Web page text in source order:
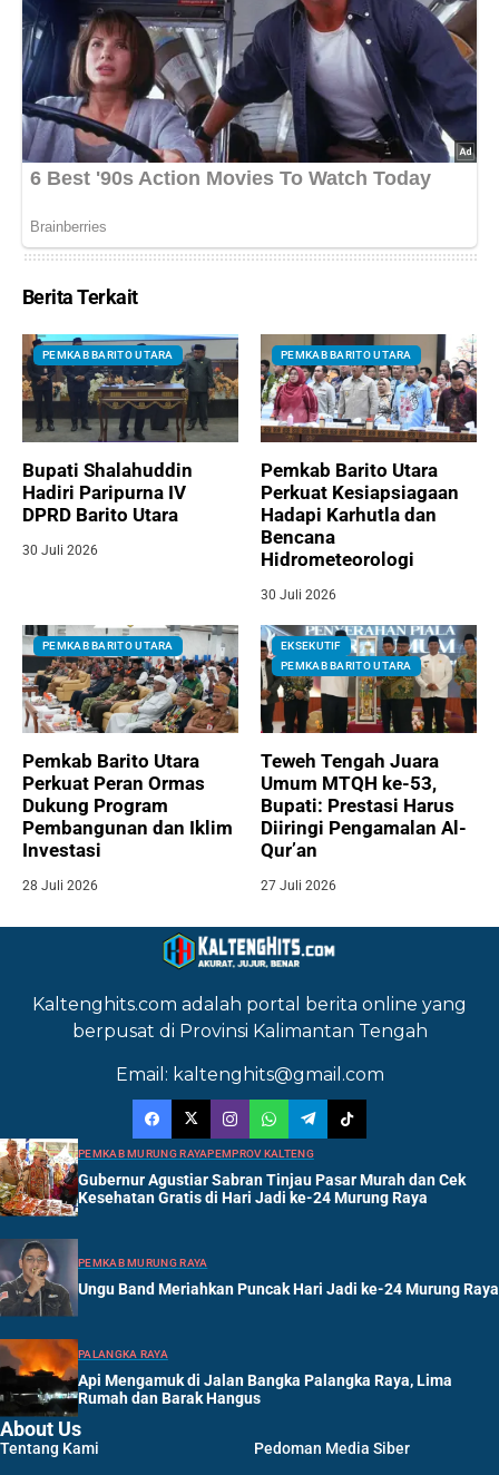
Berita Terkait
PEMKAB BARITO UTARA
Bupati Shalahuddin
Hadiri Paripurna IV
DPRD Barito Utara
30 Juli 2026
PEMKAB BARITO UTARA
Pemkab Barito Utara
Perkuat Kesiapsiagaan
Hadapi Karhutla dan
Bencana
Hidrometeorologi
30 Juli 2026
PEMKAB BARITO UTARA
Pemkab Barito Utara
Perkuat Peran Ormas
Dukung Program
Pembangunan dan Iklim
Investasi
28 Juli 2026
EKSEKUTIF
PEMKAB BARITO UTARA
Teweh Tengah Juara
Umum MTQH ke-53,
Bupati: Prestasi Harus
Diiringi Pengamalan Al-
Qur’an
27 Juli 2026
Kaltenghits.com adalah portal berita online yang
berpusat di Provinsi Kalimantan Tengah
Email: kaltenghits@gmail.com
PEMKAB MURUNG RAYAPEMPROV KALTENG
Gubernur Agustiar Sabran Tinjau Pasar Murah dan Cek
Kesehatan Gratis di Hari Jadi ke-24 Murung Raya
PEMKAB MURUNG RAYA
Ungu Band Meriahkan Puncak Hari Jadi ke-24 Murung Raya
PALANGKA RAYA
Api Mengamuk di Jalan Bangka Palangka Raya, Lima
Rumah dan Barak Hangus
About Us
Tentang Kami
Pedoman Media Siber